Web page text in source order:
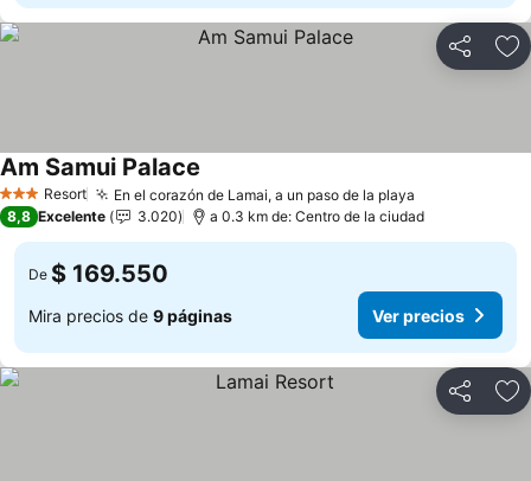
Compartir
3 EstrellasResort En el corazón de Lamai, a un paso de la playa
Am Samui Palace
8,8 Excelente 3.020 a 0.3 km de: Centro de la ciudad
De $ 169.550
Mira precios de 9 páginas Ver precios
Compartir